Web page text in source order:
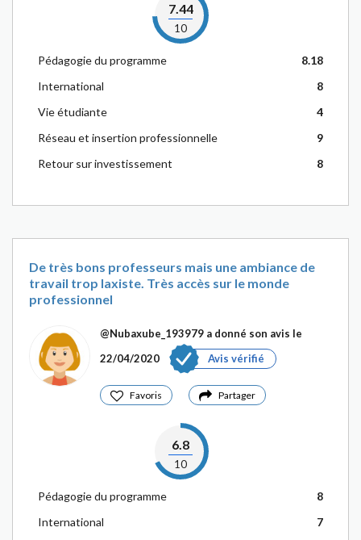
7.44
10
Pédagogie du programme
8.18
International
8
Vie étudiante
4
Réseau et insertion professionnelle
9
Retour sur investissement
8
De très bons professeurs mais une ambiance de
travail trop laxiste. Très accès sur le monde
professionnel
@Nubaxube_193979 a donné son avis le
22/04/2020
Avis vérifié
Favoris Partager
6.8
10
Pédagogie du programme
8
International
7